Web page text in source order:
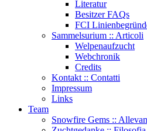
Literatur
Besitzer FAQs
FCI
Sammelsurium :: Articoli
Welpenaufzucht
Webchronik
Credits
Kontakt :: Contatti
Impressum
Links
Team
Snowfire Gems ::